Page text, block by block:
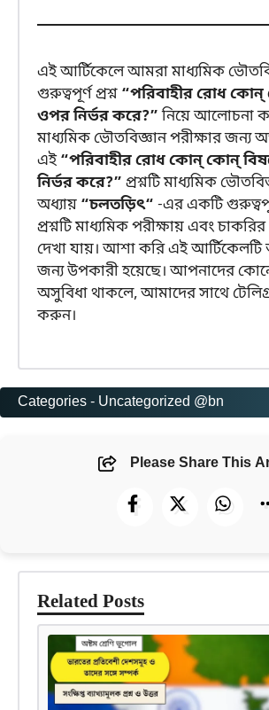
এই আর্টিকেলে আমরা মাধ্যমিক
গুরুত্বপূর্ণ প্রশ্ন “পরিবাহীর রোধ
ওপর নির্ভর করে?”নিয়ে আলোচনা
মাধ্যমিক ভৌতবিজ্ঞান পরীক্ষার জন্য
এই“পরিবাহীর রোধ কোন্ কোন্
নির্ভর করে?” প্রশ্নটি মাধ্যমিক
অধ্যায় “চলতড়িৎ“ -এর একটি
প্রশ্নটি মাধ্যমিক পরীক্ষায় এবং
দেখা যায়। আশা করি এই
জন্য উপকারী হয়েছে। আপনাদের
অসুবিধা থাকলে, আমাদের সাথে
করুন।
Categories - Uncategorized @bn
Please Share This
Related Posts